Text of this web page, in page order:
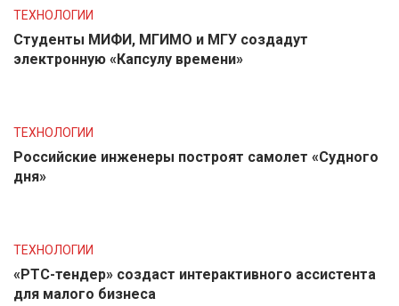
ТЕХНОЛОГИИ
Студенты МИФИ, МГИМО и МГУ создадут
электронную «Капсулу времени»
ТЕХНОЛОГИИ
Российские инженеры построят самолет «Судного
дня»
ТЕХНОЛОГИИ
«РТС-тендер» создаст интерактивного ассистента
для малого бизнеса